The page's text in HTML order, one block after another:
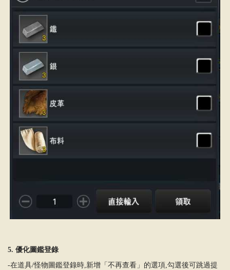
5. 優化圖鑑登錄
-在道具/怪物圖鑑登錄時,新增「不再查看」的選項,勾選後可跳過提